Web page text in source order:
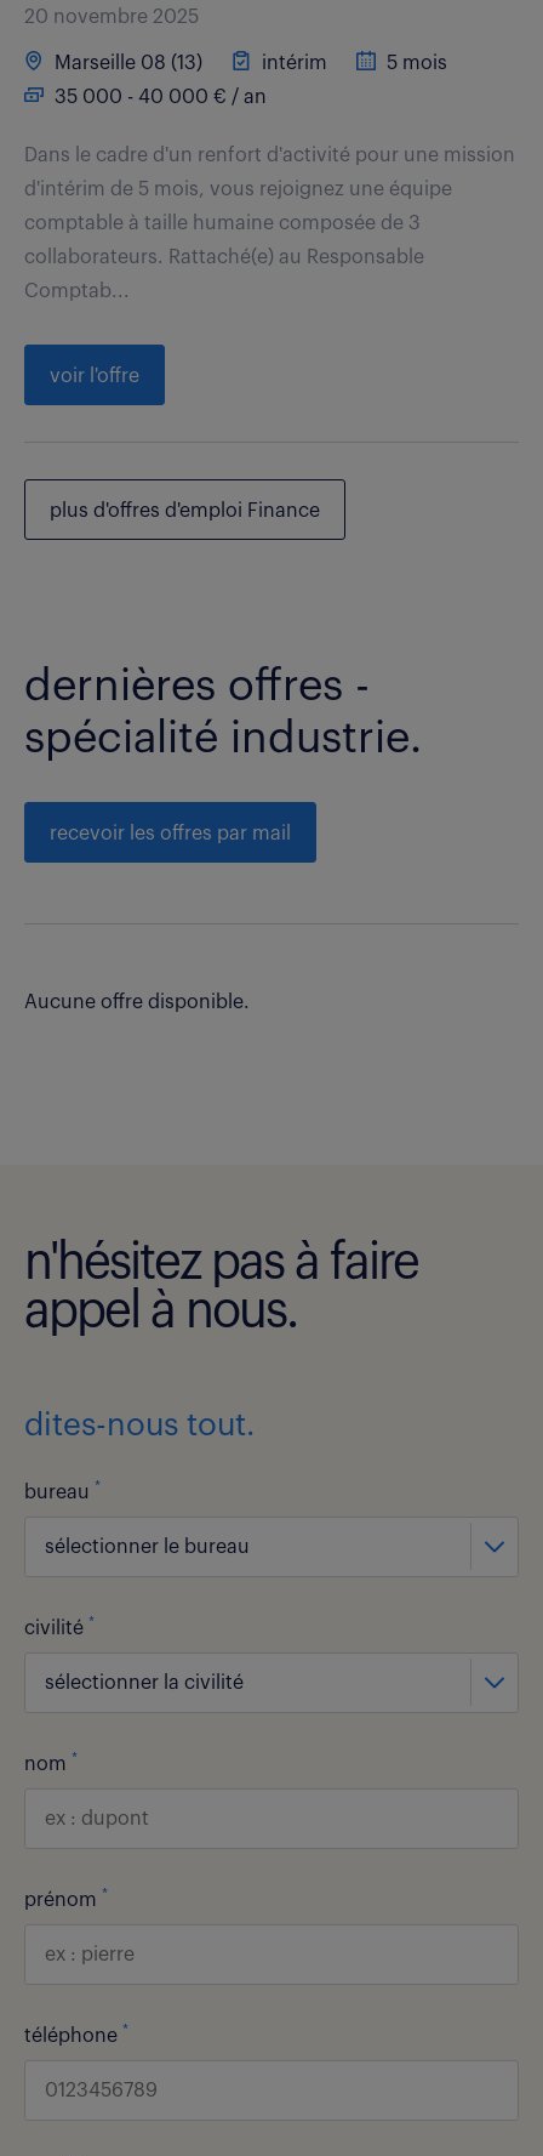
20 novembre 2025
Marseille 08 (13) intérim
5 mois
35 000 - 40 000 € / an
Dans le cadre d'un renfort d'activité pour une mission
d'intérim de 5 mois, vous rejoignez une équipe
comptable à taille humaine composée de 3
collaborateurs. Rattaché(e) au Responsable
Comptab...
voir l'offre
plus d'offres d'emploi Finance
dernières offres -
spécialité industrie.
recevoir les offres par mail
Aucune offre disponible.
n'hésitez pas à faire
appel à nous.
dites-nous tout.
bureau *
sélectionner le bureau
civilité *
sélectionner la civilité
nom *
prénom *
téléphone *